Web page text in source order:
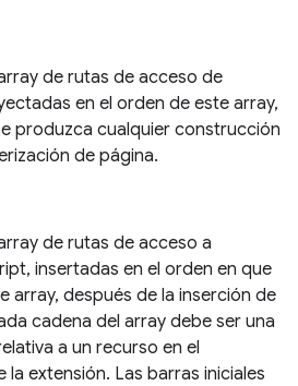
de rutas de acceso de
en el orden de este array,
produzca cualquier construcción
de página.
de rutas de acceso a
insertadas en el orden en que
array, después de la inserción de
cadena del array debe ser una
a un recurso en el
la extensión. Las barras iniciales